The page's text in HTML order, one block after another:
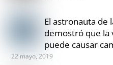
El astronauta de
demostró que la
puede causar
22 mayo, 2019